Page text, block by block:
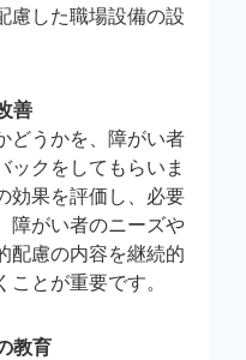
慮した職場設備の設
善
どうかを、障がい者
ックをしてもらいま
効果を評価し、必要
障がい者のニーズや
配慮の内容を継続的
とが重要です。
教育